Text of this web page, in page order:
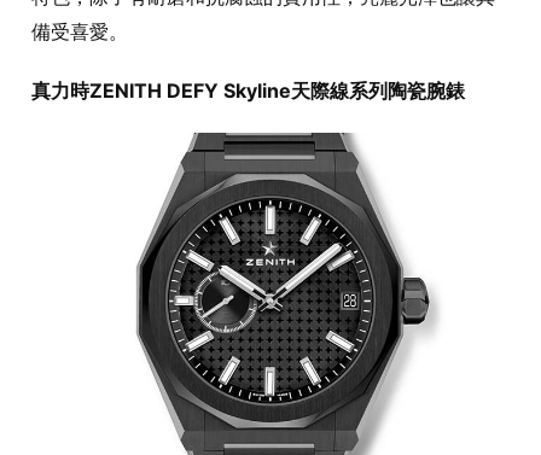
備受喜愛。
真力時ZENITH DEFY Skyline天際線系列陶瓷腕錶